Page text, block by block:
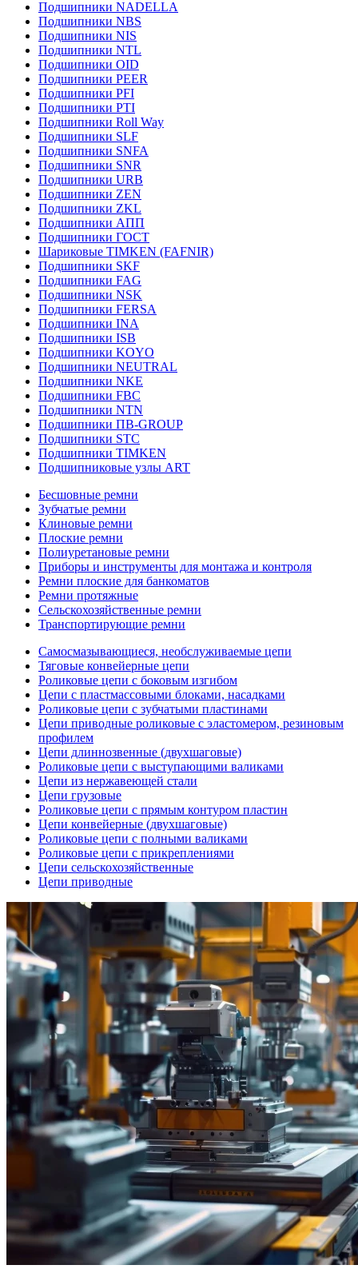
Подшипники NADELLA
Подшипники NBS
Подшипники NIS
Подшипники NTL
Подшипники OID
Подшипники PEER
Подшипники PFI
Подшипники PTI
Подшипники Roll Way
Подшипники SLF
Подшипники SNFA
Подшипники SNR
Подшипники URB
Подшипники ZEN
Подшипники ZKL
Подшипники АПП
Подшипники ГОСТ
Шариковые ТІMKEN (FAFNIR)
Подшипники SKF
Подшипники FAG
Подшипники NSK
Подшипники FERSA
Подшипники INA
Подшипники ISB
Подшипники KOYO
Подшипники NEUTRAL
Подшипники NKE
Подшипники FBC
Подшипники NTN
Подшипники ПВ-GROUP
Подшипники STC
Подшипники TIMKEN
Подшипниковые узлы ART
Бесшовные ремни
Зубчатые ремни
Клиновые ремни
Плоские ремни
Полиуретановые ремни
Приборы и инструменты для монтажа и контроля
Ремни плоские для банкоматов
Ремни протяжные
Сельскохозяйственные ремни
Транспортирующие ремни
Самосмазывающиеся, необслуживаемые цепи
Тяговые конвейерные цепи
Роликовые цепи с боковым изгибом
Цепи с пластмассовыми блоками, насадками
Роликовые цепи с зубчатыми пластинами
Цепи приводные роликовые с эластомером, резиновым
профилем
Цепи длиннозвенные (двухшаговые)
Роликовые цепи с выступающими валиками
Цепи из нержавеющей стали
Цепи грузовые
Роликовые цепи с прямым контуром пластин
Цепи конвейерные (двухшаговые)
Роликовые цепи с полными валиками
Роликовые цепи с прикреплениями
Цепи сельскохозяйственные
Цепи приводные